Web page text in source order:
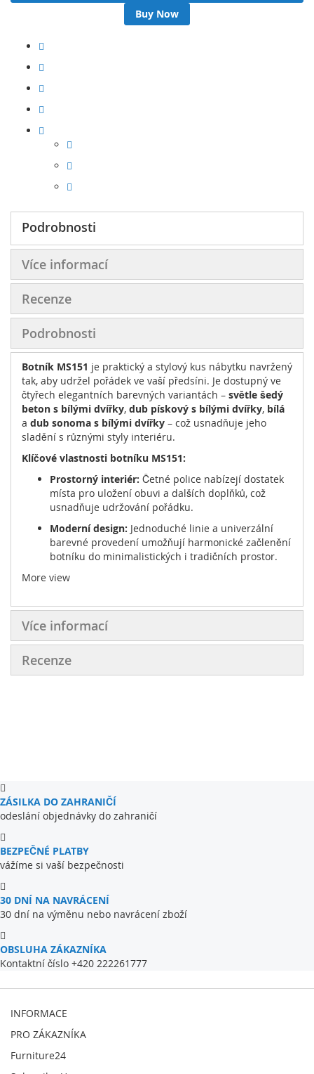
Buy Now
Podrobnosti
Více informací
Recenze
Podrobnosti
Botník MS151 je praktický a stylový kus nábytku navržený
tak, aby udržel pořádek ve vaší předsíni. Je dostupný ve
čtyřech elegantních barevných variantách – světle šedý
beton s bílými dvířky, dub pískový s bílými dvířky, bílá
a dub sonoma s bílými dvířky – což usnadňuje jeho
sladění s různými styly interiéru.
Klíčové vlastnosti botníku MS151:
Prostorný interiér: Četné police nabízejí dostatek
místa pro uložení obuvi a dalších doplňků, což
usnadňuje udržování pořádku.
Moderní design: Jednoduché linie a univerzální
barevné provedení umožňují harmonické začlenění
botníku do minimalistických i tradičních prostor.
Odolná konstrukce:
používání a snadnou údržbu.
Bezpečná stabilita:
zvyšuje bezpečnost, což je obzvláště užitečné v
domácnostech s dětmi.
More view
Více informací
Recenze
ZÁSILKA DO ZAHRANIČÍ
odeslání objednávky do zahraničí
BEZPEČNÉ PLATBY
vážíme si vaší bezpečnosti
30 DNÍ NA NAVRÁCENÍ
30 dní na výměnu nebo navrácení zboží
OBSLUHA ZÁKAZNÍKA
Kontaktní číslo +420 222261777
INFORMACE
PRO ZÁKAZNÍKA
Furniture24